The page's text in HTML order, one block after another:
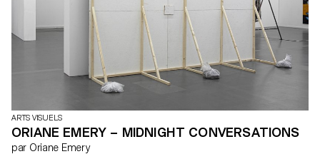
ARTS VISUELS
ORIANE EMERY – MIDNIGHT CONVERSATIONS
par Oriane Emery